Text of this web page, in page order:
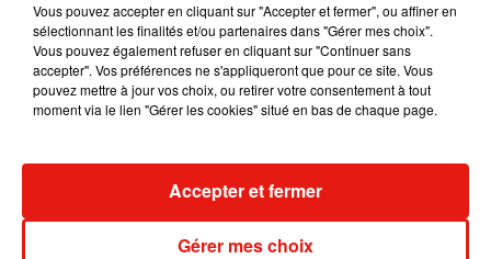
Fred again.. et Latin Mafia dévoilent enfin
leur mixtape créée en...
31 juillet 2026
Vous pouvez accepter en cliquant sur "Accepter et fermer", ou affiner en
sélectionnant les finalités et/ou partenaires dans "Gérer mes choix".
Vous pouvez également refuser en cliquant sur "Continuer sans
accepter". Vos préférences ne s'appliqueront que pour ce site. Vous
pouvez mettre à jour vos choix, ou retirer votre consentement à tout
moment via le lien "Gérer les cookies" situé en bas de chaque page.
Gérer mes choix
Accepter et fermer